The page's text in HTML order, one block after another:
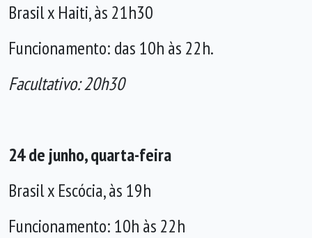
Brasil x Haiti, às 21h30
Funcionamento: das 10h às 22h.
Facultativo: 20h30
24 de junho, quarta-feira
Brasil x Escócia, às 19h
Funcionamento: 10h às 22h